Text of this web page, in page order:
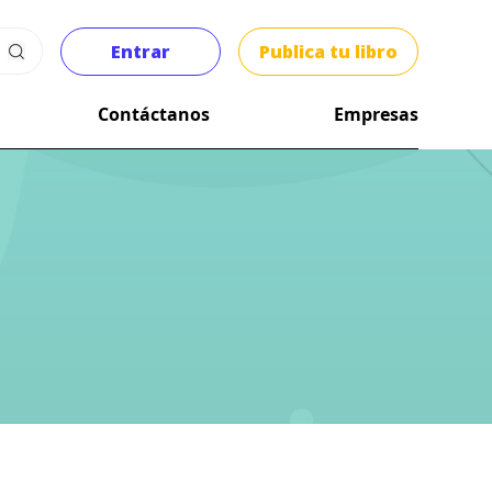
Entrar Publica tu libro
Contáctanos Empresas